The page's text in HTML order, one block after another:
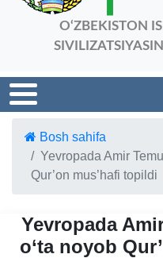
O‘ZBEKISTON
Bosh sahifa
Yevropada Amir
Qur’on mus’hafi topildi
Yevropada
o‘ta noyob